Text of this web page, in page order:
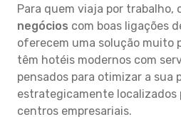
Para quem viaja por trabalho,
negócios com boas ligações
oferecem uma solução muito
têm hotéis modernos com
pensados para otimizar a sua
estrategicamente
centros empresariais.